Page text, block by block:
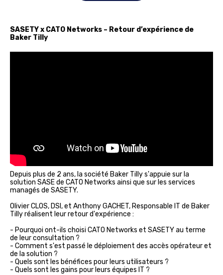
SASETY x CATO Networks – Retour d’expérience de
Baker Tilly
Depuis plus de 2 ans, la société Baker Tilly s'appuie sur la
solution SASE de CATO Networks ainsi que sur les services
managés de SASETY.
Olivier CLOS, DSI, et Anthony GACHET, Responsable IT de Baker
Tilly réalisent leur retour d'expérience :
- Pourquoi ont-ils choisi CATO Networks et SASETY au terme
de leur consultation ?
- Comment s'est passé le déploiement des accès opérateur et
de la solution ?
- Quels sont les bénéfices pour leurs utilisateurs ?
- Quels sont les gains pour leurs équipes IT ?